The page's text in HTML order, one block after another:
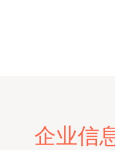
企业信